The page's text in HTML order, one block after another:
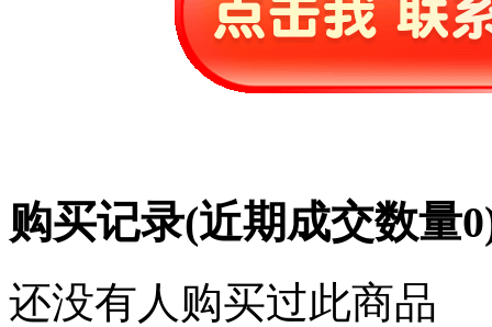
购买记录(近期成交数量0
还没有人购买过此商品